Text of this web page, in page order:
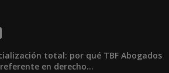
total: por qué TBF Abogados
en derecho...